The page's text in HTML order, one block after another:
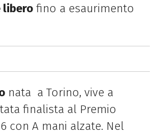
liberofino a esaurimento
nata a Torino, vive a
finalista al Premio
con A mani alzate. Nel